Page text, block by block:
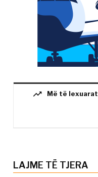
trending_up Më të lexuarat
LAJME TË TJERA